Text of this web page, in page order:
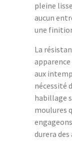
pleine
aucun
une
La
aux
nécessité
habillage
moulures
durera des